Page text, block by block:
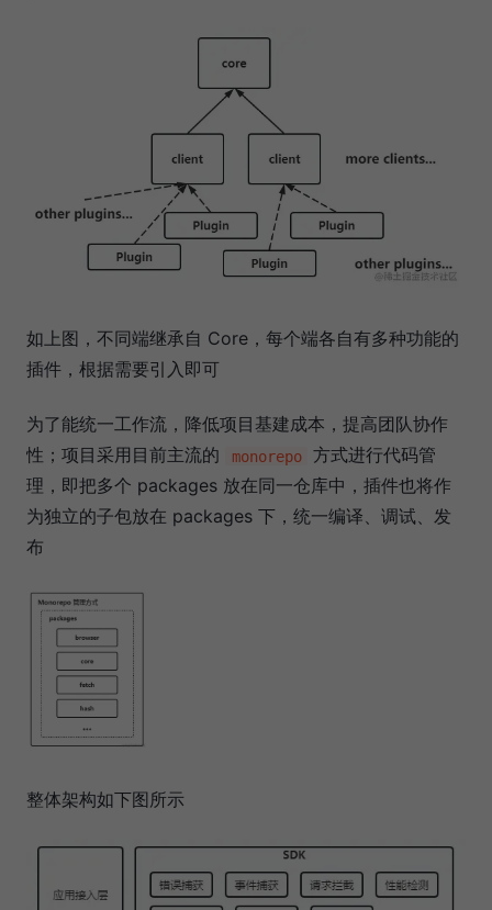
如上图，不同端继承自 Core，每个端各自有多种功能的
插件，根据需要引入即可
为了能统一工作流，降低项目基建成本，提高团队协作
性；项目采用目前主流的
monorepo
方式进行代码管
理，即把多个 packages 放在同一仓库中，插件也将作
为独立的子包放在 packages 下，统一编译、调试、发
布
整体架构如下图所示